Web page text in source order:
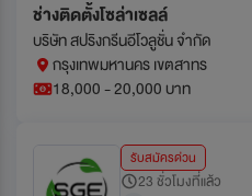
ช่างติดตั้งโซล่าเซลล์
บริษัท สปริงกรีนอีโวลูชั่น จำกัด
กรุงเทพมหานคร เขตสาทร
18,000 - 20,000 บาท
รับสมัครด่วน
23 ชั่วโมงที่แล้ว